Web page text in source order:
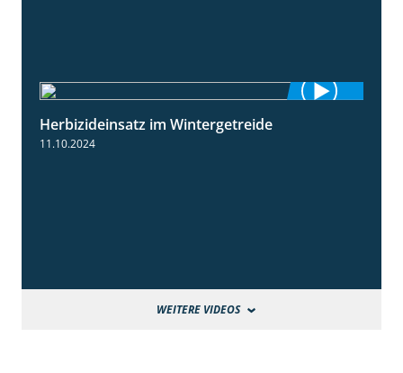
Herbizideinsatz im Wintergetreide
11.10.2024
WEITERE VIDEOS